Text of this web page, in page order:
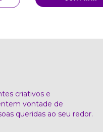
criativos e
vontade de
queridas ao seu redor.